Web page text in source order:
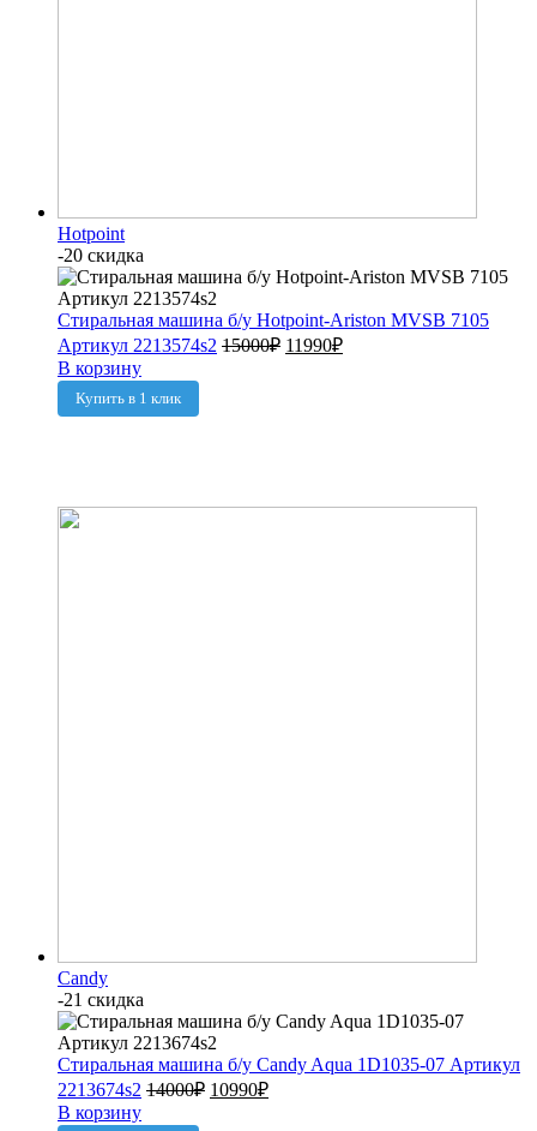
Hotpoint
-20 скидка
Стиральная машина б/у Hotpoint-Ariston MVSB 7105
Артикул 2213574s2 15000₽ 11990₽
В корзину
Купить в 1 клик
Candy
-21 скидка
Стиральная машина б/у Candy Aqua 1D1035-07 Артикул
2213674s2 14000₽ 10990₽
В корзину